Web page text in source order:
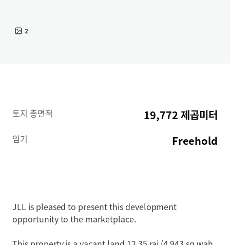
2
토지 총면적 19,772 제곱미터
임기 Freehold
JLL is pleased to present this development
opportunity to the marketplace.